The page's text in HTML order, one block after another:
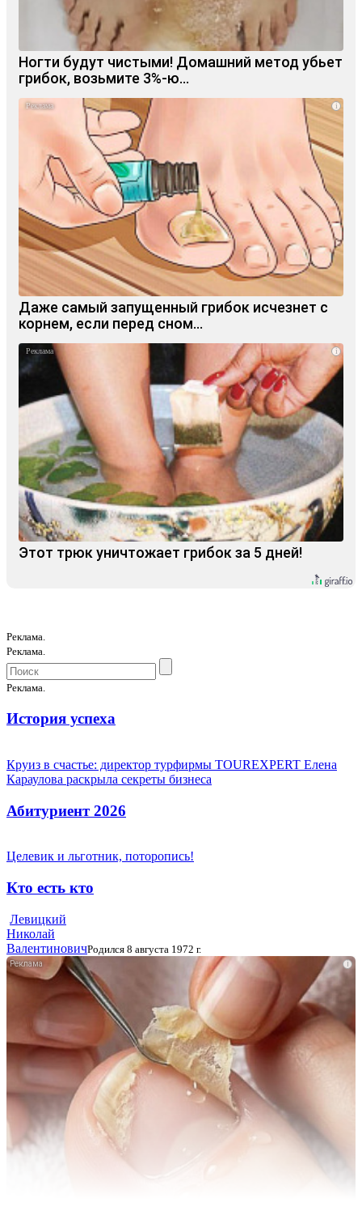
Ногти будут чистыми! Домашний метод убьет
грибок, возьмите 3%-ю…
i
Даже самый запущенный грибок исчезнет с
корнем, если перед сном…
i
Этот трюк уничтожает грибок за 5 дней!
Реклама.
Реклама.
Реклама.
История успеха
Круиз в счастье: директор турфирмы TOUREXPERT Елена
Караулова раскрыла секреты бизнеса
Абитуриент 2026
Целевик и льготник, поторопись!
Кто есть кто
Левицкий
Николай
ВалентиновичРодился 8 августа 1972 г.
i